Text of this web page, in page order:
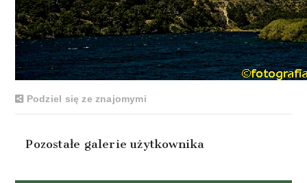
Podziel się ze znajomymi
Pozostałe galerie użytkownika